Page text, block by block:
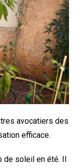
avocatiers des
efficace.
de soleil en été. Il